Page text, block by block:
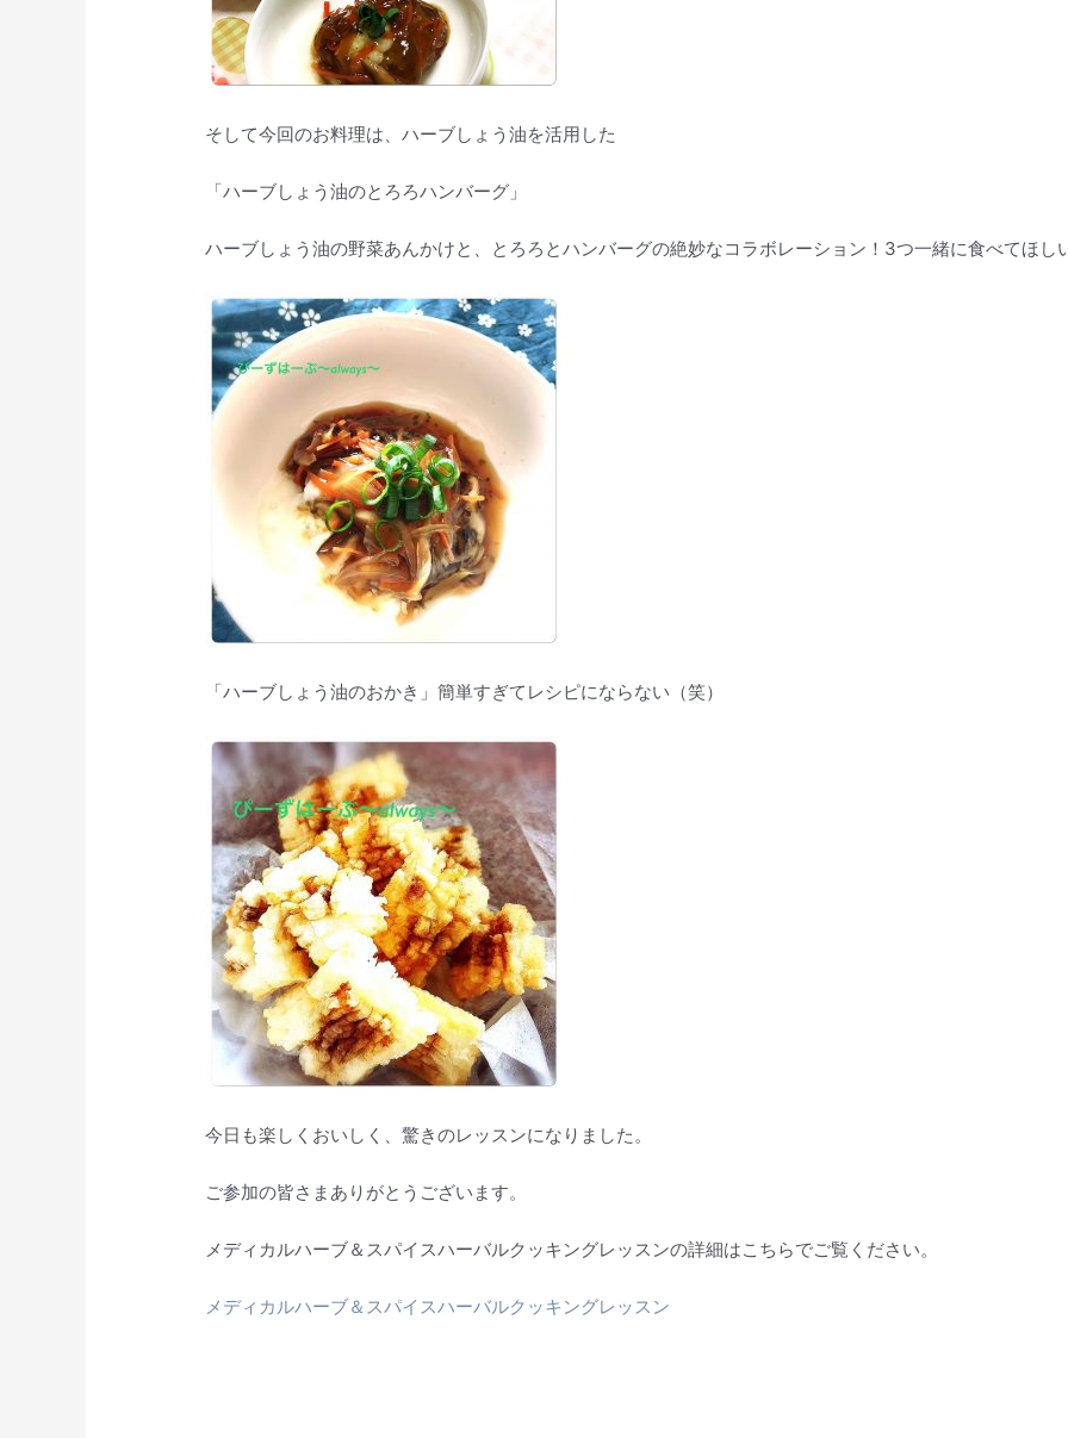
そして今回のお料理は、ハーブしょう油を活用した
「ハーブしょう油のとろろハンバーグ」
ハーブしょう油の野菜あんかけと、とろろとハンバーグの絶妙なコラボレーション！3つ一緒に食べてほし
「ハーブしょう油のおかき」簡単すぎてレシピにならない（笑）
今日も楽しくおいしく、驚きのレッスンになりました。
ご参加の皆さまありがとうございます。
メディカルハーブ＆スパイスハーバルクッキングレッスンの詳細はこちらでご覧ください。
メディカルハーブ＆スパイスハーバルクッキングレッスン